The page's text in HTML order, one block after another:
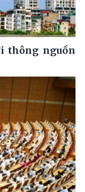
thông nguồn